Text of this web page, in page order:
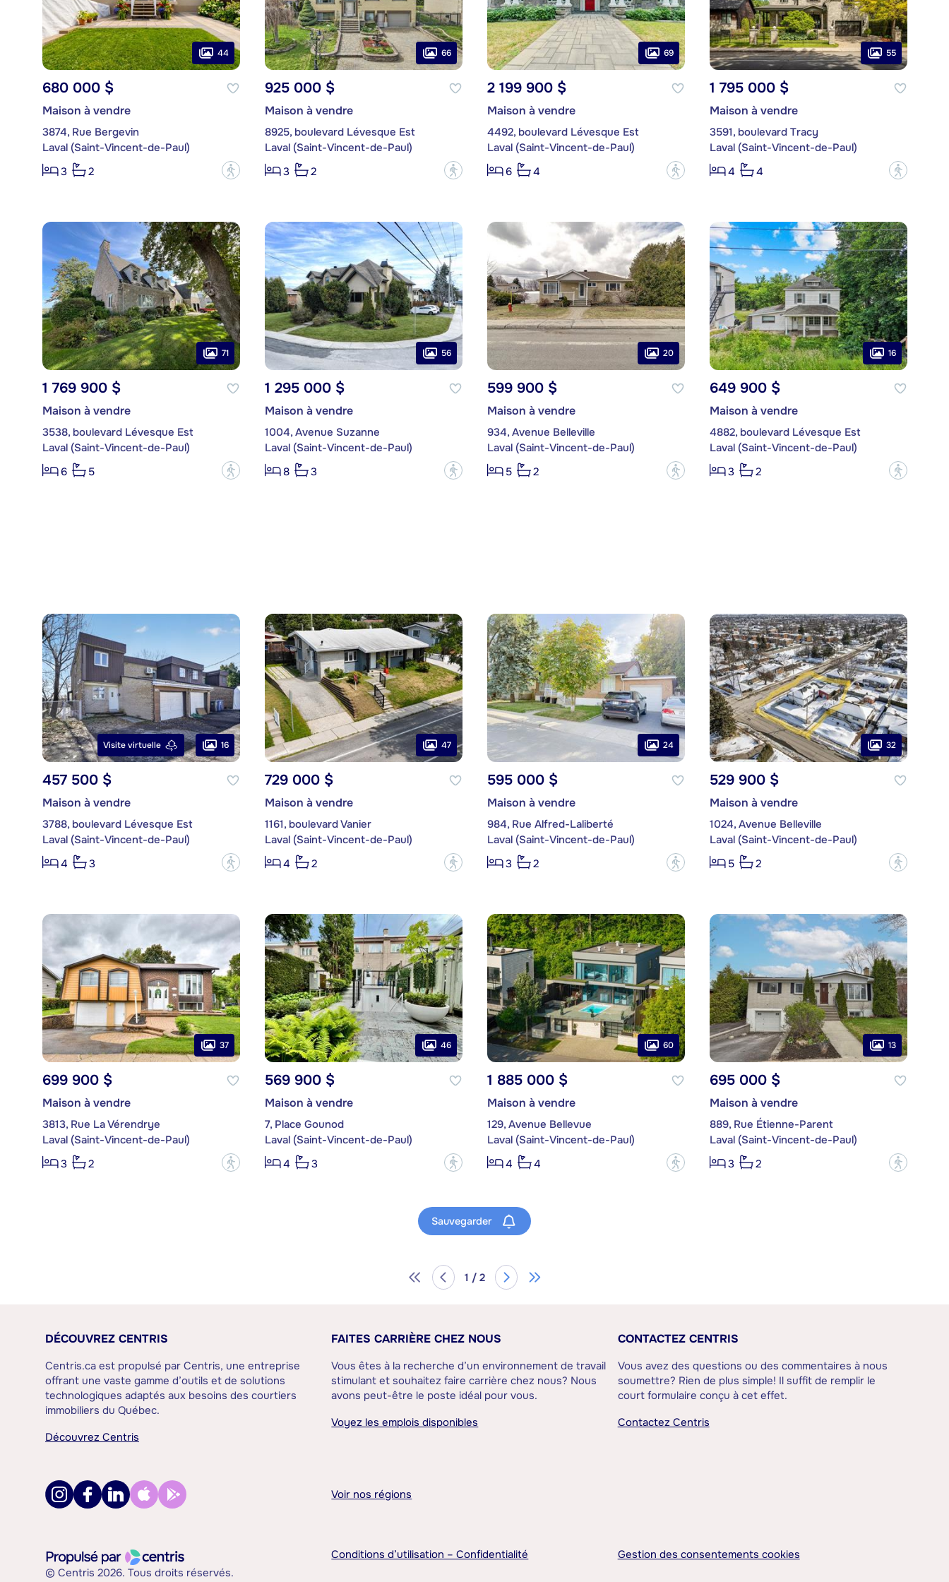
44
680 000 $
Maison à vendre
3874, Rue Bergevin
Laval (Saint-Vincent-de-Paul)
3
2 ?
66
925 000 $
Maison à vendre
8925, boulevard Lévesque Est
Laval (Saint-Vincent-de-Paul)
3
2 ?
69
2 199 900 $
Maison à vendre
4492, boulevard Lévesque Est
Laval (Saint-Vincent-de-Paul)
6
4 ?
55
1 795 000 $
Maison à vendre
3591, boulevard Tracy
Laval (Saint-Vincent-de-Paul)
4
4 ?
71
1 769 900 $
Maison à vendre
3538, boulevard Lévesque Est
Laval (Saint-Vincent-de-Paul)
6
5 ?
56
1 295 000 $
Maison à vendre
1004, Avenue Suzanne
Laval (Saint-Vincent-de-Paul)
8
3 ?
20
599 900 $
Maison à vendre
934, Avenue Belleville
Laval (Saint-Vincent-de-Paul)
5
2 ?
16
649 900 $
Maison à vendre
4882, boulevard Lévesque Est
Laval (Saint-Vincent-de-Paul)
3
2 ?
Visite virtuelle 16
457 500 $
Maison à vendre
3788, boulevard Lévesque Est
Laval (Saint-Vincent-de-Paul)
4
3 ?
47
729 000 $
Maison à vendre
1161, boulevard Vanier
Laval (Saint-Vincent-de-Paul)
4
2 ?
24
595 000 $
Maison à vendre
984, Rue Alfred-Laliberté
Laval (Saint-Vincent-de-Paul)
3
2 ?
32
529 900 $
Maison à vendre
1024, Avenue Belleville
Laval (Saint-Vincent-de-Paul)
5
2 ?
37
699 900 $
Maison à vendre
3813, Rue La Vérendrye
Laval (Saint-Vincent-de-Paul)
3
2 ?
46
569 900 $
Maison à vendre
7, Place Gounod
Laval (Saint-Vincent-de-Paul)
4
3 ?
60
1 885 000 $
Maison à vendre
129, Avenue Bellevue
Laval (Saint-Vincent-de-Paul)
4
4 ?
13
695 000 $
Maison à vendre
889, Rue Étienne-Parent
Laval (Saint-Vincent-de-Paul)
3
2 ?
Sauvegarder
1 / 2
DÉCOUVREZ CENTRIS
Centris.ca est propulsé par Centris, une entreprise
offrant une vaste gamme d’outils et de solutions
technologiques adaptés aux besoins des courtiers
immobiliers du Québec.
Découvrez Centris
FAITES CARRIÈRE CHEZ NOUS
Vous êtes à la recherche d’un environnement de travail
stimulant et souhaitez faire carrière chez nous? Nous
avons peut-être le poste idéal pour vous.
Voyez les emplois disponibles
CONTACTEZ CENTRIS
Vous avez des questions ou des commentaires à nous
soumettre? Rien de plus simple! Il suffit de remplir le
court formulaire conçu à cet effet.
Contactez Centris
Voir nos régions
© Centris 2026. Tous droits réservés.
Conditions d’utilisation – Confidentialité Gestion des consentements cookies